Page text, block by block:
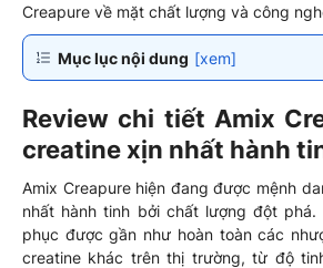
Creapure về mặt chất lượng và công
Mục lục nội dung [xem]
Review chi tiết Amix
creatine xịn nhất hành
Amix Creapure hiện đang được mệnh
nhất hành tinh bởi chất lượng đột phá.
phục được gần như hoàn toàn các
creatine khác trên thị trường, từ độ